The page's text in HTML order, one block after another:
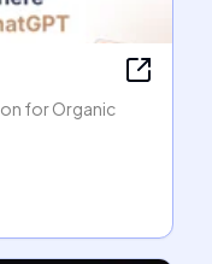
for Organic